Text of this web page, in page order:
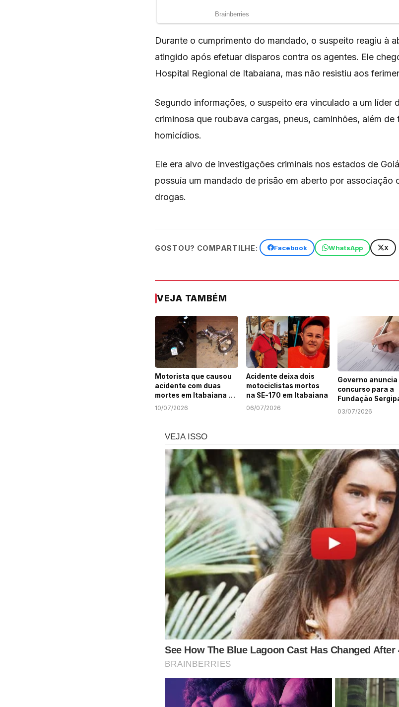
Durante o cumprimento do mandado, o suspeito reagiu à
atingido após efetuar disparos contra os agentes. Ele
Hospital Regional de Itabaiana, mas não resistiu aos
Segundo informações, o suspeito era vinculado a um líder
criminosa que roubava cargas, pneus, caminhões, além
homicídios.
Ele era alvo de investigações criminais nos estados de
possuía um mandado de prisão em aberto por associação
drogas.
GOSTOU? COMPARTILHE: Facebook WhatsApp X
VEJA TAMBÉM
Motorista que causou
acidente com duas
mortes em Itabaiana é
indiciado por homicídio
10/07/2026
Acidente deixa dois
motociclistas mortos
na SE-170 em Itabaiana
06/07/2026
Governo anuncia
concurso para a
Fundação
Comunicação
03/07/2026